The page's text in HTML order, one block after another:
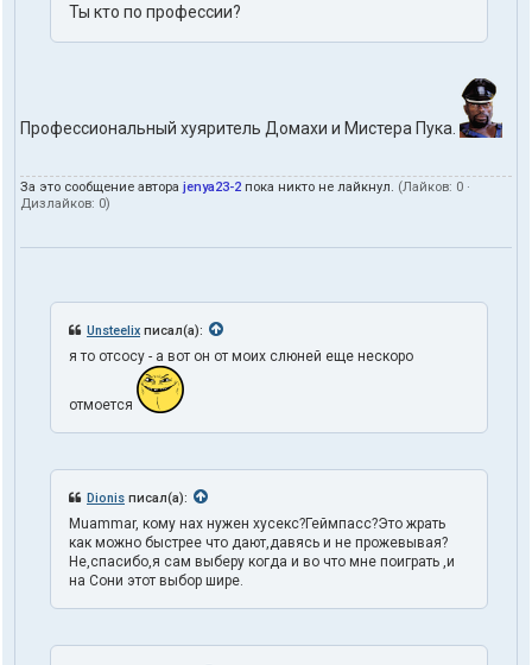
Ты кто по профессии?
Профессиональный хуяритель Домахи и Мистера Пука.
За это сообщение автора jenya23-2 пока никто не лайкнул. (Лайков: 0 ·
Дизлайков: 0)
Unsteelix писал(а):
я то отсосу - а вот он от моих слюней еще нескоро
отмоется
Dionis писал(а):
Muammar, кому нах нужен хусекс?Геймпасс?Это жрать
как можно быстрее что дают,давясь и не прожевывая?
Не,спасибо,я сам выберу когда и во что мне поиграть ,и
на Сони этот выбор шире.